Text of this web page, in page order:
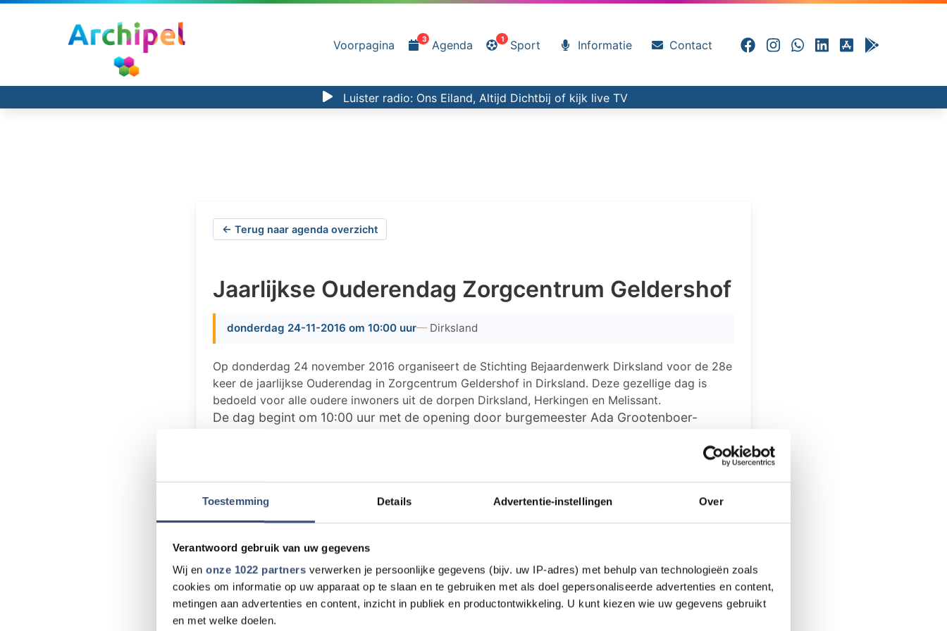
Toestemming Details Advertentie-instellingen Over
Verantwoord gebruik van uw gegevens
Wij en onze 1022 partners verwerken je persoonlijke gegevens (bijv. uw IP-adres) met behulp van technologieën zoals
cookies om informatie op uw apparaat op te slaan en te gebruiken met als doel gepersonaliseerde advertenties en content,
metingen aan advertenties en content, inzicht in publiek en productontwikkeling. U kunt kiezen wie uw gegevens gebruikt
en met welke doelen.
Voorpagina 3 Agenda 1 Sport Informatie Contact
Luister radio: Ons Eiland, Altijd Dichtbij of kijk live TV
← Terug naar agenda overzicht
Jaarlijkse Ouderendag Zorgcentrum Geldershof
donderdag 24-11-2016 om 10:00 uur Dirksland
Op donderdag 24 november 2016 organiseert de Stichting Bejaardenwerk Dirksland voor de 28e
keer de jaarlijkse Ouderendag in Zorgcentrum Geldershof in Dirksland. Deze gezellige dag is
bedoeld voor alle oudere inwoners uit de dorpen Dirksland, Herkingen en Melissant.
De dag begint om 10:00 uur met de opening door burgemeester Ada Grootenboer-
Het middagprogramma begint om 13:15 uur met nog meer bingo en dan start de
theatergroep "Mooi Weer " met haar voorstelling , "Waar blijft de tijd". Nostalgisch
Rond 16:30 uur sluiten ze dag af. De kosten van de lunch bedragen € 7,- per persoon.
Gezien de beperking van de zaal, wordt u verzocht u even op te geven bij Geldershof op
telefoonnummer 0187-602055. Let op vol is vol!